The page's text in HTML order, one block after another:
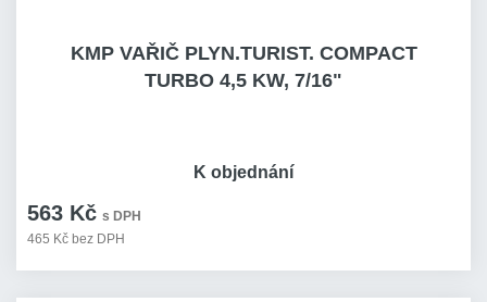
KMP VAŘIČ PLYN.TURIST. COMPACT
TURBO 4,5 KW, 7/16"
563 Kč s DPH
465 Kč bez DPH
K objednání